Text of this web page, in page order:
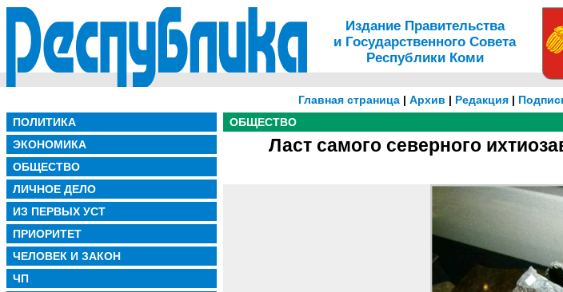
Издание Правительства
и Государственного Совета
Республики Коми
Главная страница| Архив | Редакция|
ПОЛИТИКА
ЭКОНОМИКА
ОБЩЕСТВО
ЛИЧНОЕ ДЕЛО
ИЗ ПЕРВЫХ УСТ
ПРИОРИТЕТ
ЧЕЛОВЕК И ЗАКОН
ЧП
ОБЩЕСТВО
Ласт самого северного